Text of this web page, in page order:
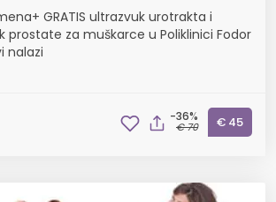
GRATIS ultrazvuk urotrakta i
prostate za muškarce u Poliklinici Fodor
nalazi
-36%
€ 70 € 45